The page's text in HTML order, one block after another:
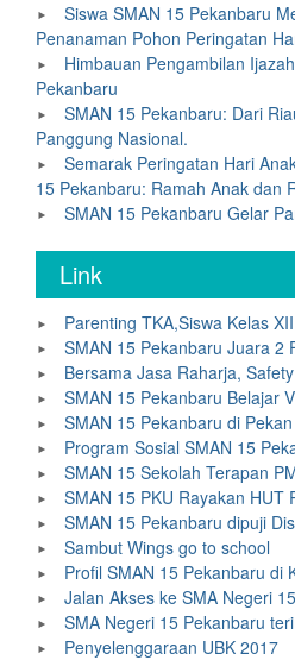
Siswa SMAN 15 Pekanbaru
Penanaman Pohon Peringatan
Himbauan Pengambilan
Pekanbaru
SMAN 15 Pekanbaru: Dari
Panggung Nasional.
Semarak Peringatan Hari
15 Pekanbaru: Ramah Anak dan
SMAN 15 Pekanbaru Gelar
Link
Parenting TKA,Siswa Kelas
SMAN 15 Pekanbaru Juara 2
Bersama Jasa Raharja,
SMAN 15 Pekanbaru Belajar
SMAN 15 Pekanbaru di
Program Sosial SMAN 15
SMAN 15 Sekolah Terapan
SMAN 15 PKU Rayakan HUT
SMAN 15 Pekanbaru dipuji
Sambut Wings go to school
Profil SMAN 15 Pekanbaru di
Jalan Akses ke SMA Negeri
SMA Negeri 15 Pekanbaru
Penyelenggaraan UBK 2017